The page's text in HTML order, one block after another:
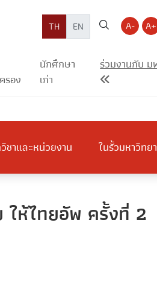
TH EN A- A+
รอง
นักศึกษา
เก่า
ร่วมงานกับ ม
ชาและหน่วยงาน ในรั้วมหาวิทย
ให้ไทยอัพ ครั้งที่ 2